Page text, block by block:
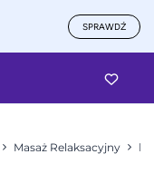
SPRAWDŹ
Masaż Relaksacyjny